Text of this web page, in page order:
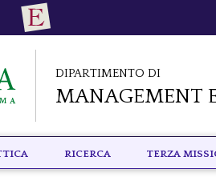
Dipartimento di
Management
RICERCA TERZA